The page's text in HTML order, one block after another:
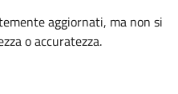
aggiornati, ma non si
o accuratezza.